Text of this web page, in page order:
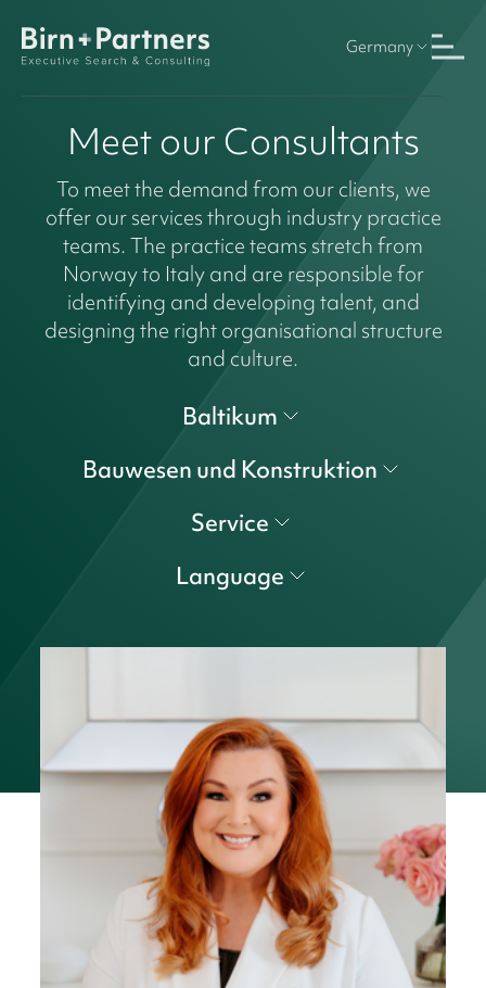
Germany
Meet our Consultants
To meet the demand from our clients, we
offer our services through industry practice
teams. The practice teams stretch from
Norway to Italy and are responsible for
identifying and developing talent, and
designing the right organisational structure
and culture.
Baltikum
Bauwesen und Konstruktion
Service
Language